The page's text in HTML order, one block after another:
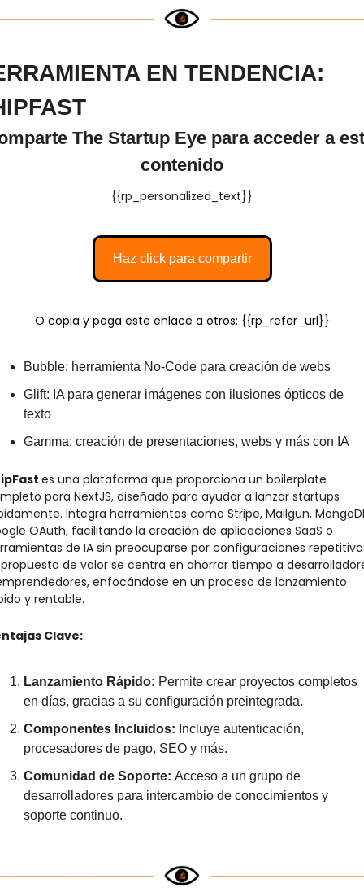
EN TENDENCIA:
The Startup Eye para acceder a
contenido
{{rp_personalized_text}}
Haz click para compartir
O copia y pega este enlace a otros: {{rp_refer_url}}
Bubble: herramienta No-Code para creación de webs
Glift: IA para generar imágenes con ilusiones ópticos de
texto
Gamma: creación de presentaciones, webs y más con IA
es una plataforma que proporciona un boilerplate
para NextJS, diseñado para ayudar a lanzar startups
Integra herramientas como Stripe, Mailgun,
OAuth, facilitando la creación de aplicaciones SaaS o
de IA sin preocuparse por configuraciones
propuesta de valor se centra en ahorrar tiempo a
enfocándose en un proceso de lanzamiento
y rentable.
Clave:
Lanzamiento Rápido: Permite crear proyectos completos
en días, gracias a su configuración preintegrada.
Componentes Incluidos: Incluye autenticación,
procesadores de pago, SEO y más.
Comunidad de Soporte: Acceso a un grupo de
desarrolladores para intercambio de conocimientos y
soporte continuo.